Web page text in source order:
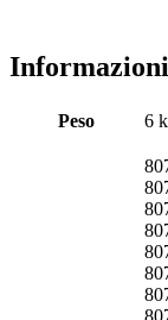
Peso 6